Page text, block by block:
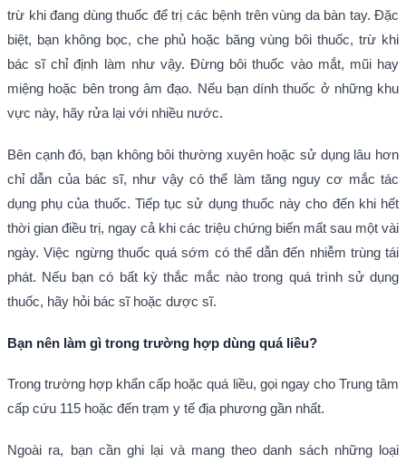
trừ khi đang dùng thuốc để trị các bệnh trên vùng da bàn tay. Đặc
biệt, bạn không bọc, che phủ hoặc băng vùng bôi thuốc, trừ khi
bác sĩ chỉ định làm như vậy. Đừng bôi thuốc vào mắt, mũi hay
miệng hoặc bên trong âm đạo. Nếu bạn dính thuốc ở những khu
vực này, hãy rửa lại với nhiều nước.
Bên cạnh đó, bạn không bôi thường xuyên hoặc sử dụng lâu hơn
chỉ dẫn của bác sĩ, như vậy có thể làm tăng nguy cơ mắc tác
dụng phụ của thuốc. Tiếp tục sử dụng thuốc này cho đến khi hết
thời gian điều trị, ngay cả khi các triệu chứng biến mất sau một vài
ngày. Việc ngừng thuốc quá sớm có thể dẫn đến nhiễm trùng tái
phát. Nếu bạn có bất kỳ thắc mắc nào trong quá trình sử dụng
thuốc, hãy hỏi bác sĩ hoặc dược sĩ.
Bạn nên làm gì trong trường hợp dùng quá liều?
Trong trường hợp khẩn cấp hoặc quá liều, gọi ngay cho Trung tâm
cấp cứu 115 hoặc đến trạm y tế địa phương gần nhất.
Ngoài ra, bạn cần ghi lại và mang theo danh sách những loại